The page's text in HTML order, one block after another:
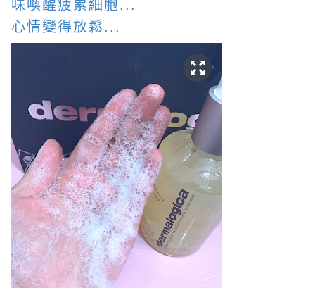
味喚醒疲累細胞...
心情變得放鬆...